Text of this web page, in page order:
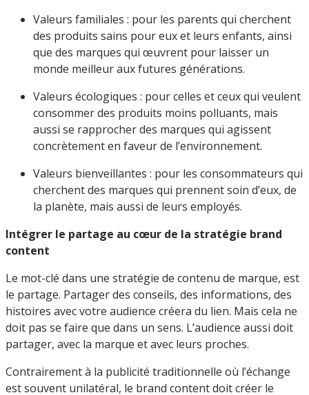
Valeurs familiales : pour les parents qui cherchent
des produits sains pour eux et leurs enfants, ainsi
que des marques qui œuvrent pour laisser un
monde meilleur aux futures générations.
Valeurs écologiques : pour celles et ceux qui veulent
consommer des produits moins polluants, mais
aussi se rapprocher des marques qui agissent
concrètement en faveur de l’environnement.
Valeurs bienveillantes : pour les consommateurs qui
cherchent des marques qui prennent soin d’eux, de
la planète, mais aussi de leurs employés.
Intégrer le partage au cœur de la stratégie brand
content
Le mot-clé dans une stratégie de contenu de marque, est
le partage. Partager des conseils, des informations, des
histoires avec votre audience créera du lien. Mais cela ne
doit pas se faire que dans un sens. L’audience aussi doit
partager, avec la marque et avec leurs proches.
Contrairement à la publicité traditionnelle où l’échange
est souvent unilatéral, le brand content doit créer le